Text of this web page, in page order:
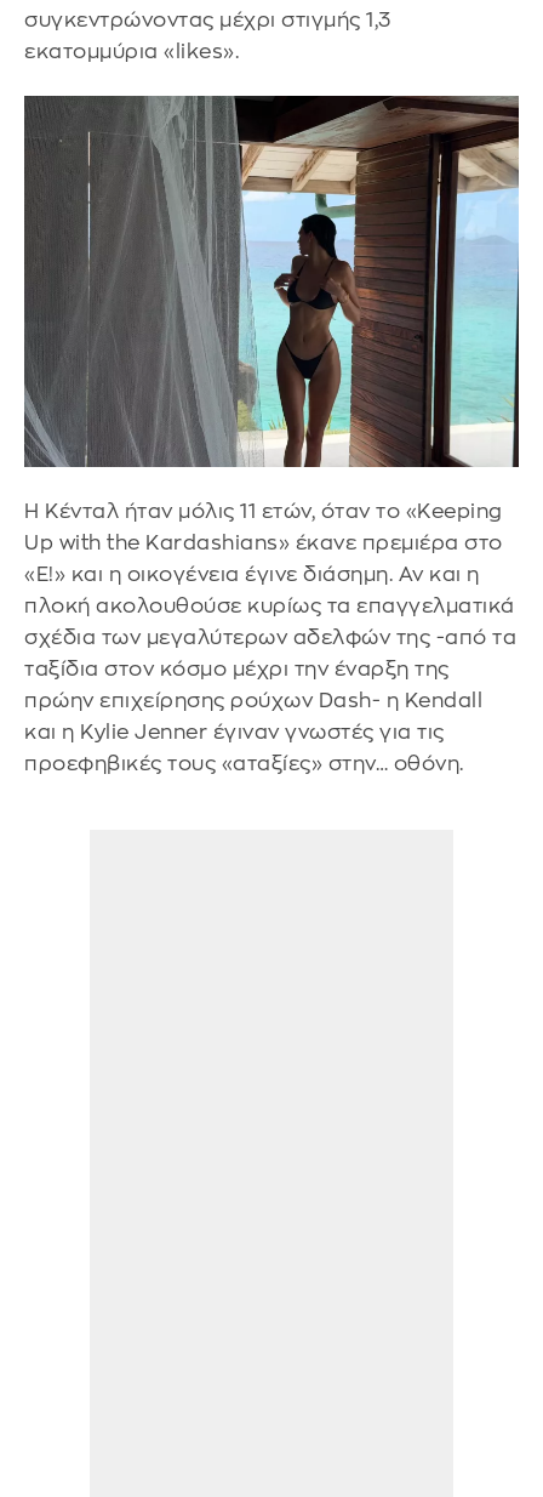
συγκεντρώνοντας μέχρι στιγμής 1,3
εκατομμύρια «likes».
Η Κένταλ ήταν μόλις 11 ετών, όταν το «Keeping
Up with the Kardashians» έκανε πρεμιέρα στο
«E!» και η οικογένεια έγινε διάσημη. Αν και η
πλοκή ακολουθούσε κυρίως τα επαγγελματικά
σχέδια των μεγαλύτερων αδελφών της -από τα
ταξίδια στον κόσμο μέχρι την έναρξη της
πρώην επιχείρησης ρούχων Dash- η Kendall
και η Kylie Jenner έγιναν γνωστές για τις
προεφηβικές τους «αταξίες» στην… οθόνη.